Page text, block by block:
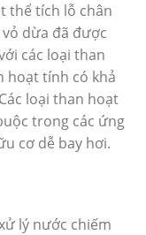
thể tích lỗ chân
dừa đã được
các loại than
hoạt tính có khả
loại than hoạt
trong các ứng
cơ dễ bay hơi.
lý nước chiếm